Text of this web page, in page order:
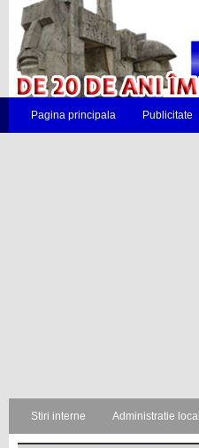
Pagina principala Publicitate
Stiri interne Administratie